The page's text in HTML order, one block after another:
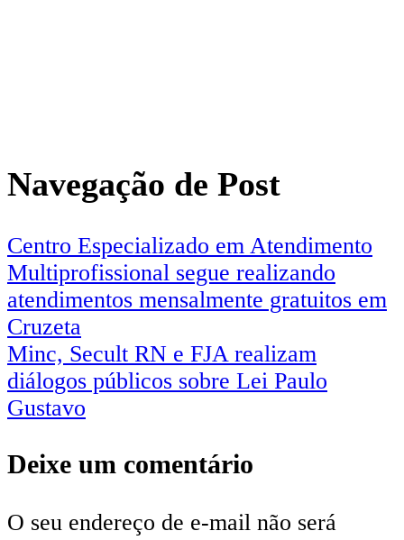
Navegação de Post
Centro Especializado em Atendimento
Multiprofissional segue realizando
atendimentos mensalmente gratuitos em
Cruzeta
Minc, Secult RN e FJA realizam
diálogos públicos sobre Lei Paulo
Gustavo
Deixe um comentário
O seu endereço de e-mail não será